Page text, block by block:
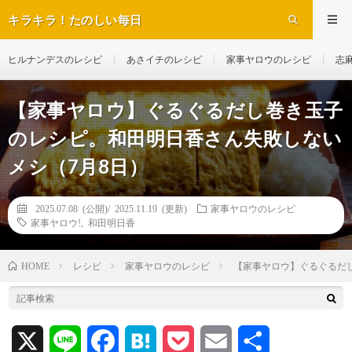
キラキラ！たのしい毎日
ヒルナンデスのレシピ あさイチのレシピ 家事ヤロウのレシピ 志
【家事ヤロウ】ぐるぐるだし巻き玉子
のレシピ。和田明日香さん失敗しない
メシ（7月8日）
2025.07.08 (公開)/ 2025.11.19 (更新)
家事ヤロウのレシピ
家事ヤロウ!
和田明日香
HOME レシピ 家事ヤロウのレシピ 【家事ヤロウ】ぐるぐる